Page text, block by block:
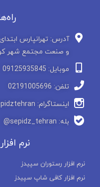
آدرس: تهرانپارس
و صنعت مجتمع شهر کودک
موبایل: 09125935845
تلفن: 02191005696
اینستاگرام: sepidztehran@
بله: sepidz_tehran@
نرم
نرم افزار رستوران سپیدز
نرم افزار کافی شاپ سپیدز